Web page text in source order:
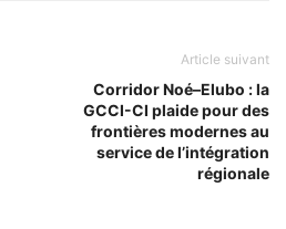
Article suivant
Corridor Noé–Elubo : la
GCCI-CI plaide pour des
frontières modernes au
service de l’intégration
régionale